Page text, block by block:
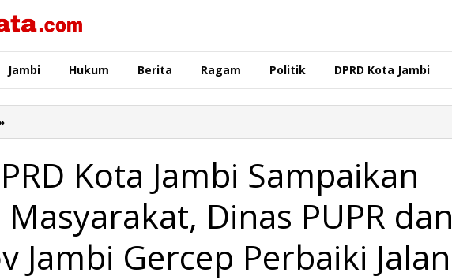
Jambi Hukum Berita Ragam Politik DPRD Kota Jambi
DPRD
Jambi
Sampaikan
Aspirasi
Masyarakat,
PUPR
dan
Kota Jambi Sampaikan
Dinas PUPR dan
Jambi Gercep Perbaiki Jalan